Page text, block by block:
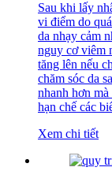
Sau khi lấy
vi điểm do
da nhạy cảm
nguy cơ viêm
tăng lên nếu
chăm sóc da
nhanh hơn
hạn chế các
Xem chi tiết